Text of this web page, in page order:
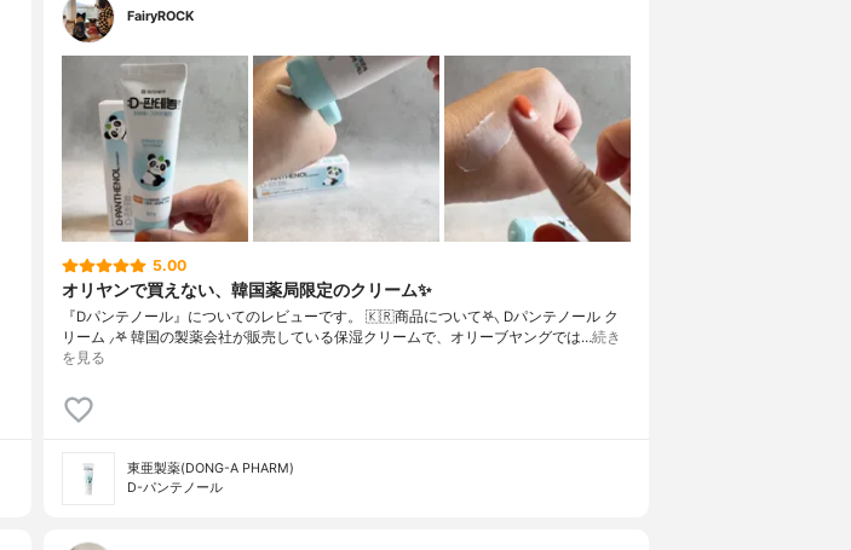
FairyROCK
5.00
オリヤンで買えない、韓国薬局限定のクリーム✨
『Dパンテノール』についてのレビューです。 🇰🇷商品について𖤐⸜ Dパンテノール ク
リーム ⸝𖤐 韓国の製薬会社が販売している保湿クリームで、オリーブヤングでは…続き
を見る
東亜製薬(DONG-A PHARM)
D-パンテノール